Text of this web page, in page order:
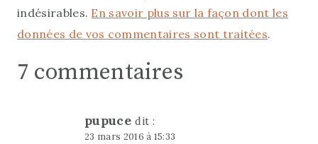
indésirables. En savoir plus sur la façon dont les
données de vos commentaires sont traitées.
7 commentaires
pupuce dit :
23 mars 2016 à 15:33